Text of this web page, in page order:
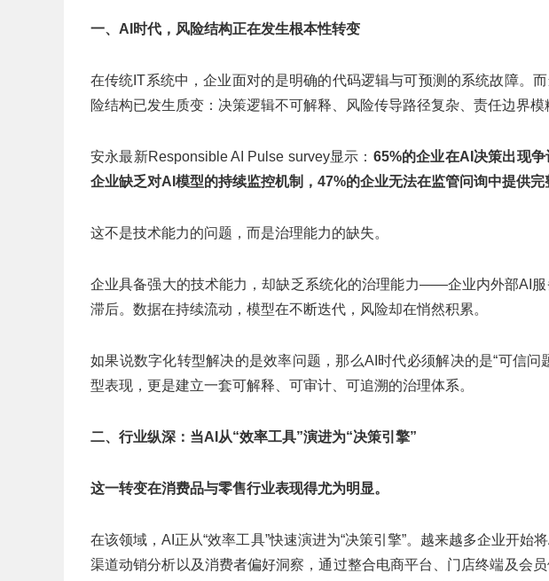
一、 AI时代，风险结构正在发生根本性转变
在传统IT系统中，企业面对的是明确的代码逻辑与可预测的系统故障。
险结构已发生质变：决策逻辑不可解释、风险传导路径复杂、责任边界模
安永最新Responsible AI Pulse survey显示： 65%的企业在AI决策出现
企业缺乏对AI模型的持续监控机制，47%的企业无法在监管问询中提供完
这不是技术能力的问题，而是治理能力的缺失。
企业具备强大的技术能力，却缺乏系统化的治理能力——企业内外部AI
滞后。数据在持续流动，模型在不断迭代，风险却在悄然积累。
如果说数字化转型解决的是效率问题，那么AI时代必须解决的是“可信问
型表现，更是建立一套可解释、可审计、可追溯的治理体系。
二、行业纵深： 当AI从“效率工具”演进为“决策引擎”
这一转变在消费品与零售行业表现得尤为明显。
在该领域，AI正从“效率工具”快速演进为“决策引擎”。越来越多企业开始
渠道动销分析以及消费者偏好洞察，通过整合电商平台、门店终端及会